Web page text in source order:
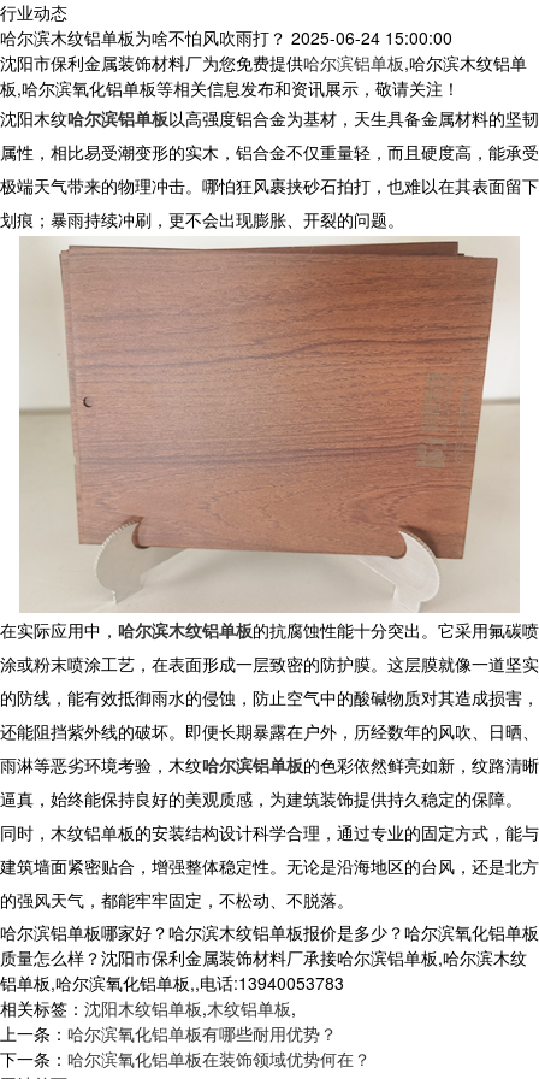
行业动态
哈尔滨木纹铝单板为啥不怕风吹雨打？ 2025-06-24 15:00:00
沈阳市保利金属装饰材料厂为您免费提供哈尔滨铝单板,哈尔滨木纹铝单
板,哈尔滨氧化铝单板等相关信息发布和资讯展示，敬请关注！
沈阳木纹哈尔滨铝单板以高强度铝合金为基材，天生具备金属材料的坚韧
属性，相比易受潮变形的实木，铝合金不仅重量轻，而且硬度高，能承受
极端天气带来的物理冲击。哪怕狂风裹挟砂石拍打，也难以在其表面留下
划痕；暴雨持续冲刷，更不会出现膨胀、开裂的问题。
在实际应用中， 哈尔滨木纹铝单板的抗腐蚀性能十分突出。它采用氟碳喷
涂或粉末喷涂工艺，在表面形成一层致密的防护膜。这层膜就像一道坚实
的防线，能有效抵御雨水的侵蚀，防止空气中的酸碱物质对其造成损害，
还能阻挡紫外线的破坏。即便长期暴露在户外，历经数年的风吹、日晒、
雨淋等恶劣环境考验， 木纹哈尔滨铝单板的色彩依然鲜亮如新，纹路清晰
逼真，始终能保持良好的美观质感，为建筑装饰提供持久稳定的保障。
同时， 木纹铝单板的安装结构设计科学合理，通过专业的固定方式，能与
建筑墙面紧密贴合，增强整体稳定性。无论是沿海地区的台风，还是北方
的强风天气，都能牢牢固定，不松动、不脱落。
哈尔滨铝单板哪家好？哈尔滨木纹铝单板报价是多少？哈尔滨氧化铝单板
质量怎么样？沈阳市保利金属装饰材料厂承接哈尔滨铝单板,哈尔滨木纹
铝单板,哈尔滨氧化铝单板,,电话:13940053783
相关标签： 沈阳木纹铝单板,木纹铝单板,
上一条： 哈尔滨氧化铝单板有哪些耐用优势？
下一条： 哈尔滨氧化铝单板在装饰领域优势何在？